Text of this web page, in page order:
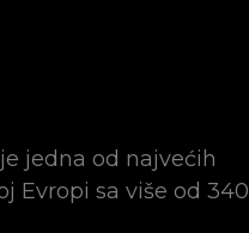
jedna od najvećih
Evropi sa više od 340